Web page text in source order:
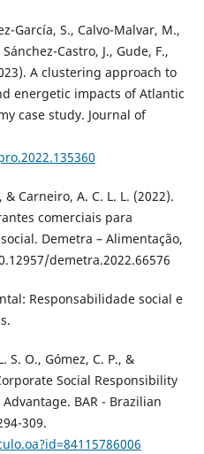
García, S., Calvo-Malvar, M.,
Castro, J., Gude, F.,
A clustering approach to
energetic impacts of Atlantic
case study. Journal of
Carneiro, A. C. L. L. (2022).
comerciais para
Demetra – Alimentação,
demetra.2022.66576
Responsabilidade social e
S. O., Gómez, C. P., &
Social Responsibility
BAR - Brazilian
309.